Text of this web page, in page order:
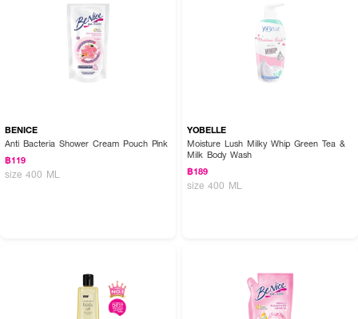
BENICE
Anti Bacteria Shower Cream Pouch Pink
฿119
size 400 ML
YOBELLE
Moisture Lush Milky Whip Green Tea &
Milk Body Wash
฿189
size 400 ML